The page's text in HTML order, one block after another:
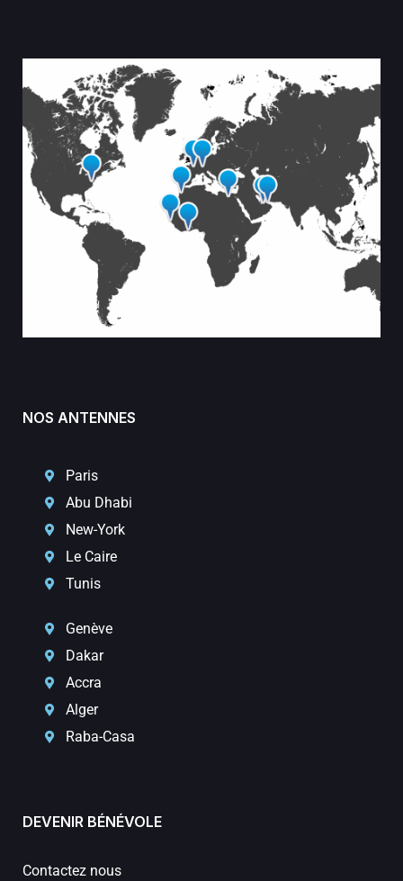
NOS ANTENNES
Paris
Abu Dhabi
New-York
Le Caire
Tunis
Genève
Dakar
Accra
Alger
Raba-Casa
DEVENIR BÉNÉVOLE
Contactez nous